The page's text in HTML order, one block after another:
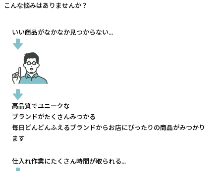
こんな悩みはありませんか？
いい商品がなかなか見つからない...
高品質でユニークな
ブランドがたくさんみつかる
毎日どんどんふえるブランドからお店にぴったりの商品がみつかり
ます
仕入れ作業にたくさん時間が取られる...